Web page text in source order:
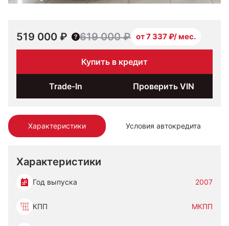
Характеристики Условия автокредита
Характеристики
Год выпуска 2007
КПП МКПП
519 000 ₽ 619 000 ₽ от 7 337 ₽/ мес.
Купить в кредит
Trade-In Проверить VIN